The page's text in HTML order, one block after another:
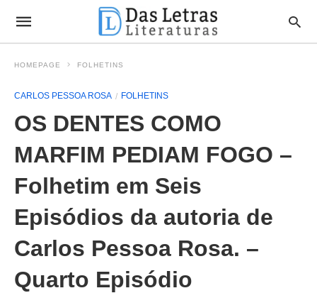
HOMEPAGE FOLHETINS
CARLOS PESSOA ROSA FOLHETINS
OS DENTES COMO
MARFIM PEDIAM FOGO –
Folhetim em Seis
Episódios da autoria de
Carlos Pessoa Rosa. –
Quarto Episódio